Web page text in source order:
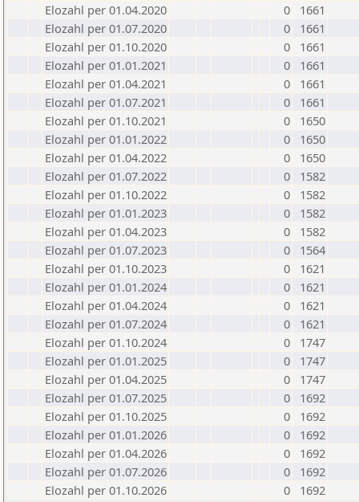
Elozahl per 01.04.2020
0
1661
Elozahl per 01.07.2020
0
1661
Elozahl per 01.10.2020
0
1661
Elozahl per 01.01.2021
0
1661
Elozahl per 01.04.2021
0
1661
Elozahl per 01.07.2021
0
1661
Elozahl per 01.10.2021
0
1650
Elozahl per 01.01.2022
0
1650
Elozahl per 01.04.2022
0
1650
Elozahl per 01.07.2022
0
1582
Elozahl per 01.10.2022
0
1582
Elozahl per 01.01.2023
0
1582
Elozahl per 01.04.2023
0
1582
Elozahl per 01.07.2023
0
1564
Elozahl per 01.10.2023
0
1621
Elozahl per 01.01.2024
0
1621
Elozahl per 01.04.2024
0
1621
Elozahl per 01.07.2024
0
1621
Elozahl per 01.10.2024
0
1747
Elozahl per 01.01.2025
0
1747
Elozahl per 01.04.2025
0
1747
Elozahl per 01.07.2025
0
1692
Elozahl per 01.10.2025
0
1692
Elozahl per 01.01.2026
0
1692
Elozahl per 01.04.2026
0
1692
Elozahl per 01.07.2026
0
1692
Elozahl per 01.10.2026
0 1692